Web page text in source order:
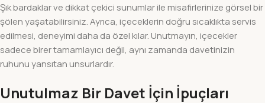
Şık bardaklar ve dikkat çekici sunumlar ile misafirlerinize görsel bir
şölen yaşatabilirsiniz. Ayrıca, içeceklerin doğru sıcaklıkta servis
edilmesi, deneyimi daha da özel kılar. Unutmayın, içecekler
sadece birer tamamlayıcı değil, aynı zamanda davetinizin
ruhunu yansıtan unsurlardır.
Unutulmaz Bir Davet İçin İpuçları